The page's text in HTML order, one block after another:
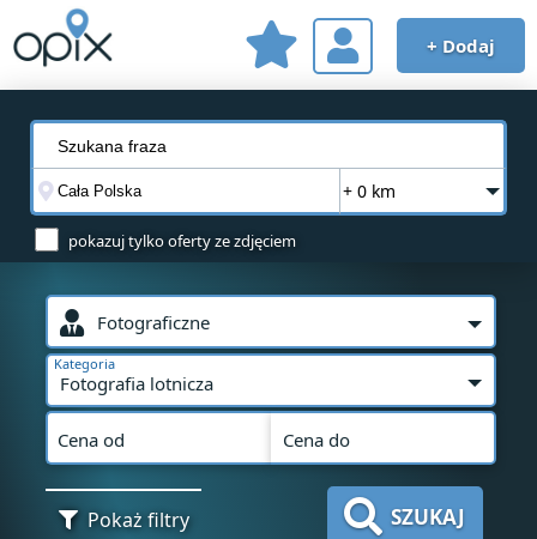
+ Dodaj
+ 0 km
pokazuj tylko oferty ze zdjęciem
Fotograficzne
Fotografia lotnicza
Kategoria
Cena od Cena do
Pokaż filtry SZUKAJ